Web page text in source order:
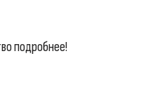
подробнее!